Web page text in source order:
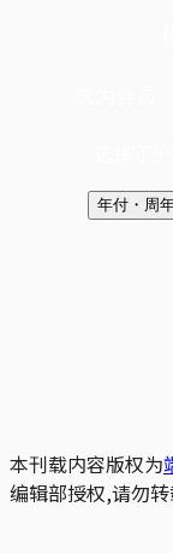
年付・周
本刊载内容版权为
编辑部授权,请勿转